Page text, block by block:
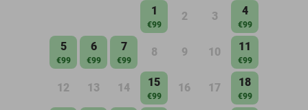
1
€99
2 3 4
€99
5
€99
6
€99
7
€99
8 9 10 11
€99
12 13 14 15
€99
16 17 18
€99